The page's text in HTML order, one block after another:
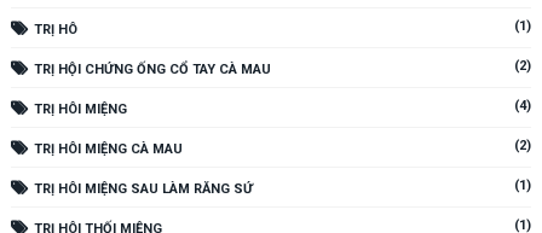
TRỊ HÔ (1)
TRỊ HỘI CHỨNG ỐNG CỔ TAY CÀ MAU (2)
TRỊ HÔI MIỆNG (4)
TRỊ HÔI MIỆNG CÀ MAU (2)
TRỊ HÔI MIỆNG SAU LÀM RĂNG SỨ (1)
TRỊ HÔI THỐI MIỆNG (1)